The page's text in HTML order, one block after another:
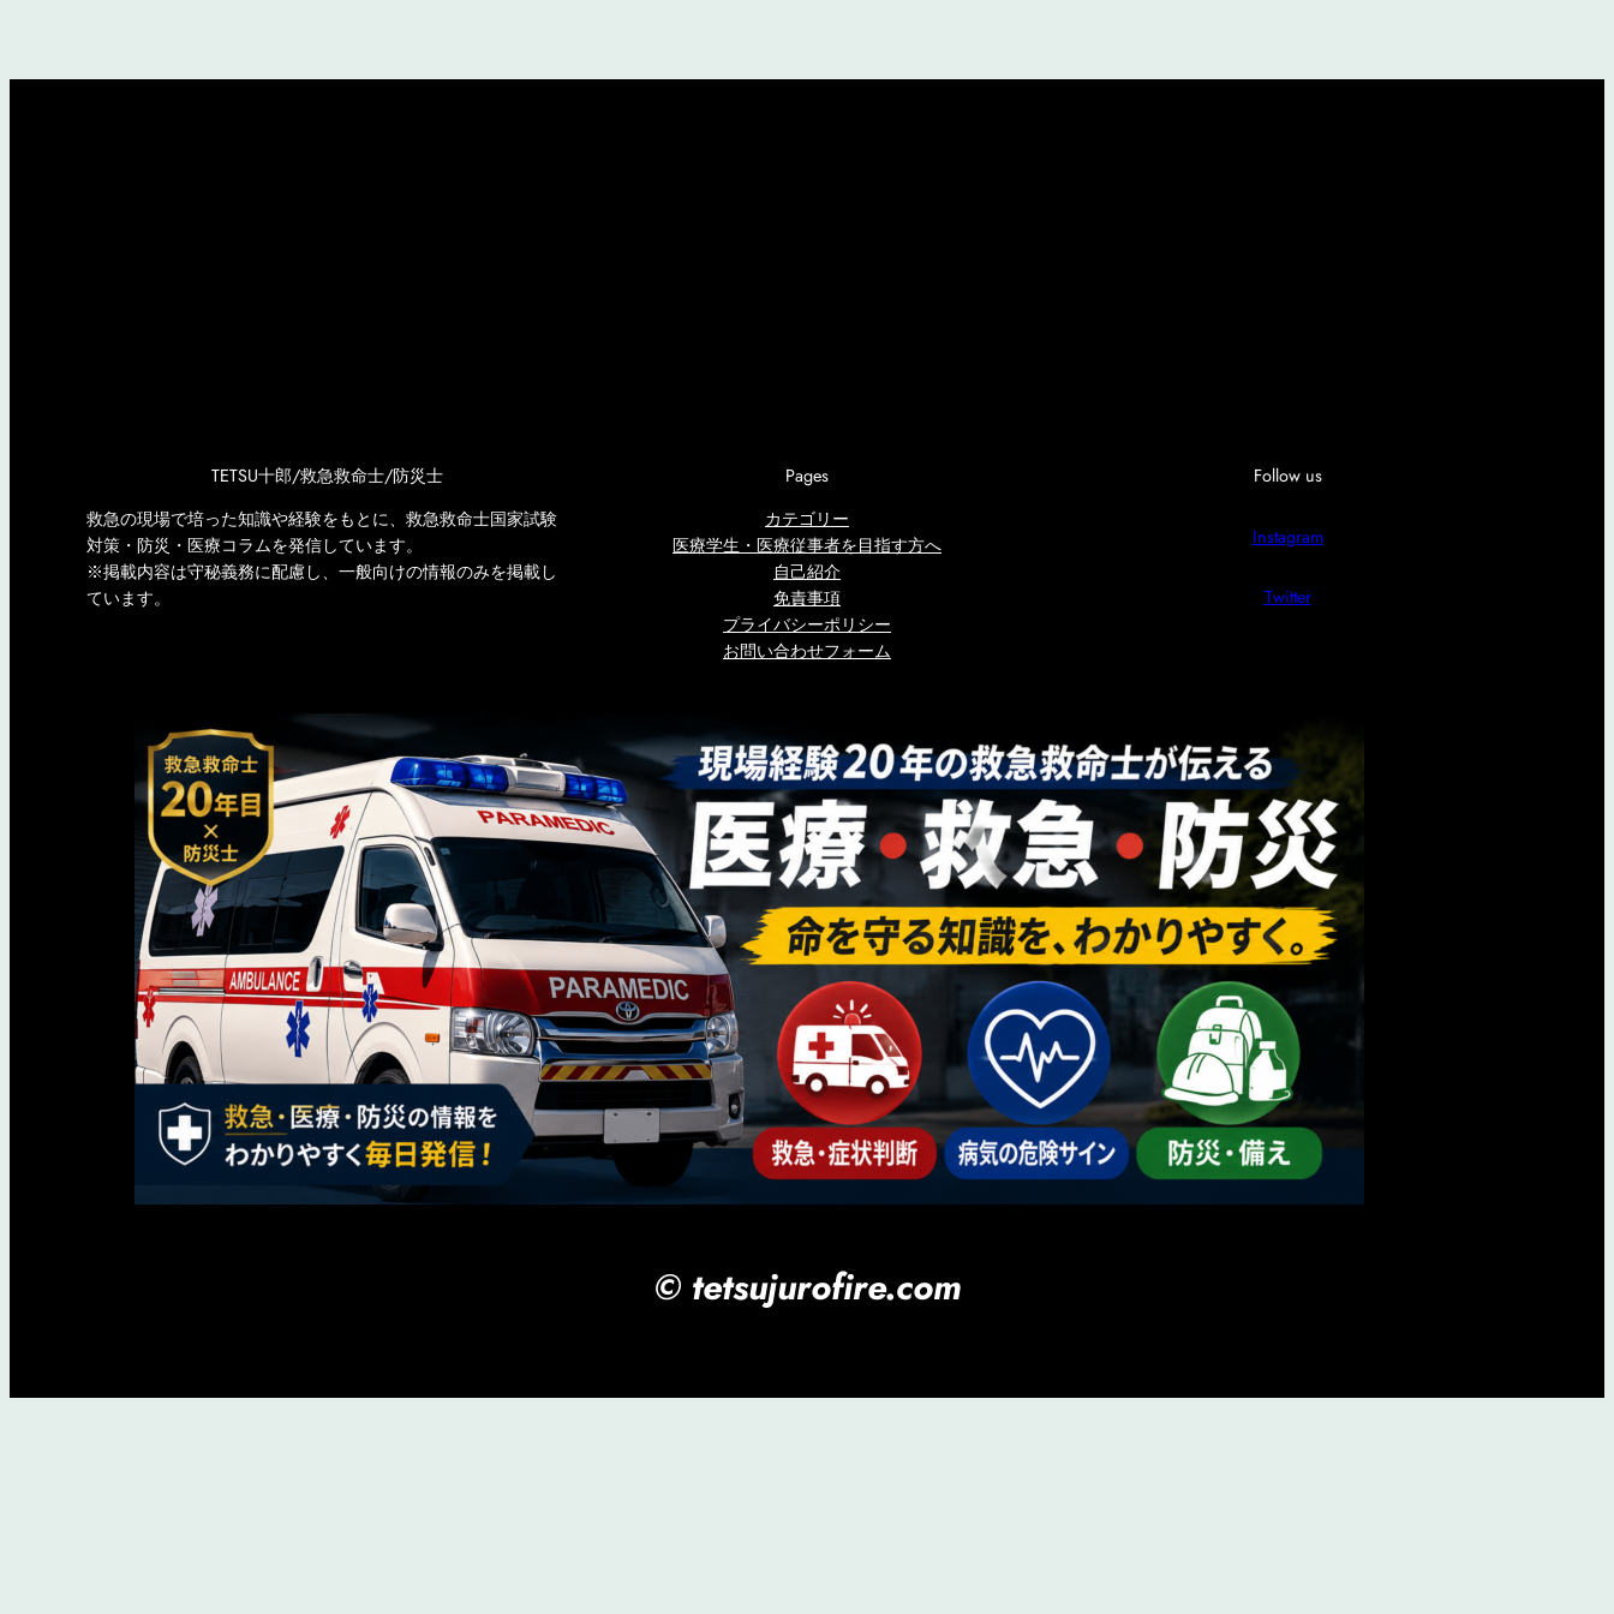
TETSU十郎/救急救命士/防災士
救急の現場で培った知識や経験をもとに、救急救命士国家試験
対策・防災・医療コラムを発信しています。
※掲載内容は守秘義務に配慮し、一般向けの情報のみを掲載し
ています。
Pages
カテゴリー
医療学生・医療従事者を目指す方へ
自己紹介
免責事項
プライバシーポリシー
お問い合わせフォーム
Follow us
Instagram
Twitter
© tetsujurofire.com